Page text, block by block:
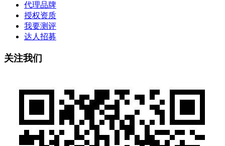
代理品牌
授权资质
我要测评
达人招募
关注我们